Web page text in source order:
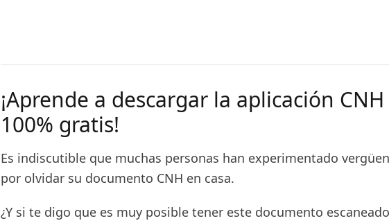
¡Aprende a descargar la aplicación
100% gratis!
Es indiscutible que muchas personas han experimentado
por olvidar su documento CNH en casa.
¿Y si te digo que es muy posible tener este documento